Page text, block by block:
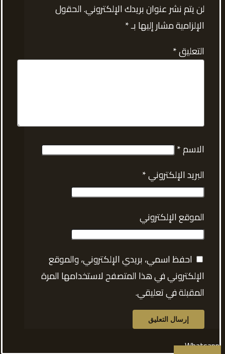
لن يتم نشر عنوان بريدك الإلكتروني.الحقول
الإلزامية مشار إليها بـ*
التعليق*
الاسم*
البريد الإلكتروني*
الموقع الإلكتروني
احفظ اسمي، بريدي الإلكتروني، والموقع
الإلكتروني في هذا المتصفح لاستخدامها المرة
المقبلة في تعليقي.
Whatsapp